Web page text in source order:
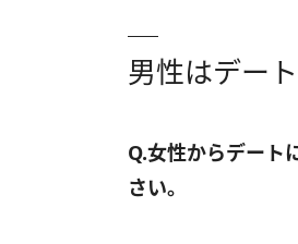
男性はデー
Q.女性からデート
さい。